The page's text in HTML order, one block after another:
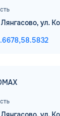
ул.
58.5832
форму, я